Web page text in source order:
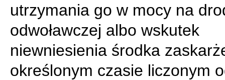
utrzymania go w mocy na
odwoławczej albo wskutek
niewniesienia środka
określonym czasie liczonym